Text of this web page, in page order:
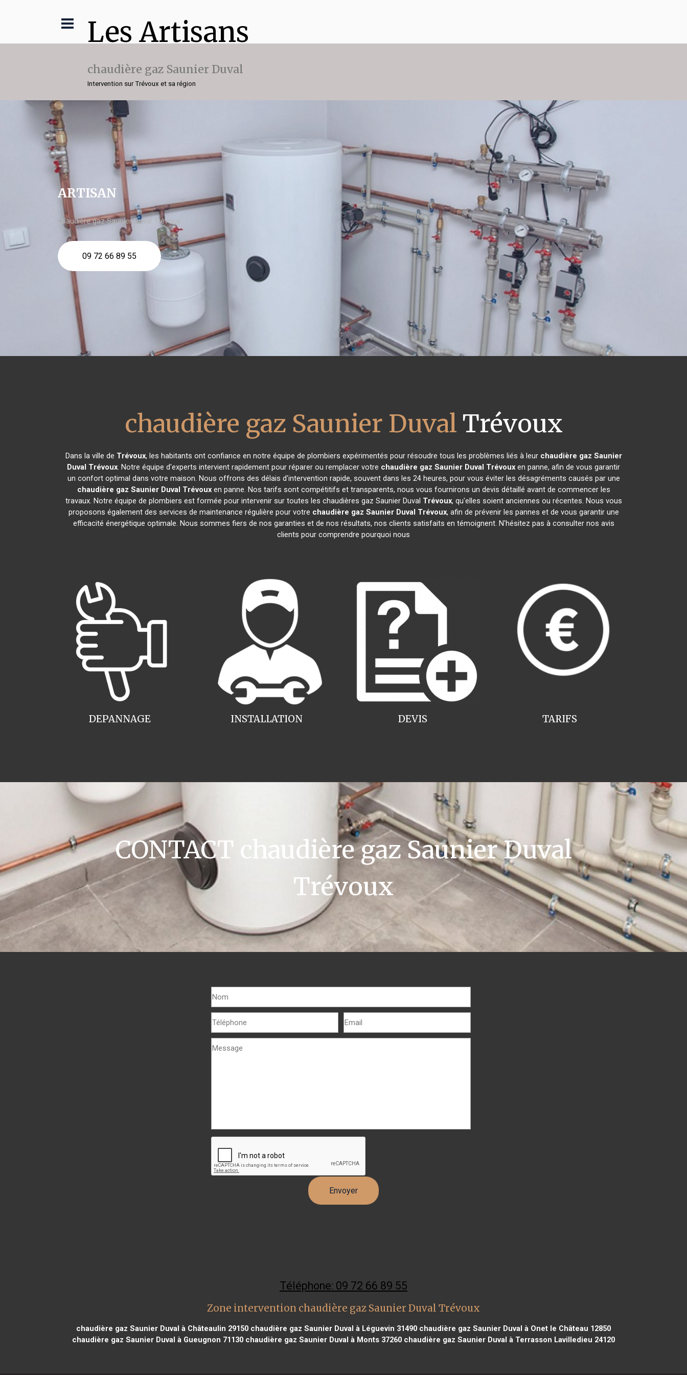
Les Artisans
chaudière gaz Saunier Duval
Intervention sur Trévoux et sa région
ARTISAN
chaudière gaz Saunier Duval Trévoux
09 72 66 89 55
chaudière gaz Saunier Duval Trévoux
Dans la ville de Trévoux, les habitants ont confiance en notre équipe de plombiers expérimentés pour résoudre tous les problèmes liés à leur chaudière gaz Saunier
Duval Trévoux. Notre équipe d'experts intervient rapidement pour réparer ou remplacer votre chaudière gaz Saunier Duval Trévoux en panne, afin de vous garantir
un confort optimal dans votre maison. Nous offrons des délais d'intervention rapide, souvent dans les 24 heures, pour vous éviter les désagréments causés par une
chaudière gaz Saunier Duval Trévouxen panne. Nos tarifs sont compétitifs et transparents, nous vous fournirons un devis détaillé avant de commencer les
travaux. Notre équipe de plombiers est formée pour intervenir sur toutes les chaudières gaz Saunier Duval Trévoux, qu'elles soient anciennes ou récentes. Nous vous
proposons également des services de maintenance régulière pour votre chaudière gaz Saunier Duval Trévoux, afin de prévenir les pannes et de vous garantir une
efficacité énergétique optimale. Nous sommes fiers de nos garanties et de nos résultats, nos clients satisfaits en témoignent. N'hésitez pas à consulter nos avis
clients pour comprendre pourquoi nous
INSTALLATION
DEPANNAGE TARIFS
DEVIS
CONTACT chaudière gaz Saunier Duval
Trévoux
Téléphone: 09 72 66 89 55
Zone intervention chaudière gaz Saunier Duval Trévoux
chaudière gaz Saunier Duval à Châteaulin 29150 chaudière gaz Saunier Duval à Léguevin 31490 chaudière gaz Saunier Duval à Onet le Château 12850
chaudière gaz Saunier Duval à Gueugnon 71130 chaudière gaz Saunier Duval à Monts 37260 chaudière gaz Saunier Duval à Terrasson Lavilledieu 24120